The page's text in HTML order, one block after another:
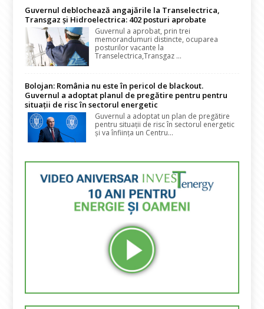
Guvernul deblochează angajările la Transelectrica,
Transgaz și Hidroelectrica: 402 posturi aprobate
Guvernul a aprobat, prin trei
memorandumuri distincte, ocuparea
posturilor vacante la
Transelectrica,Transgaz ...
Bolojan: România nu este în pericol de blackout.
Guvernul a adoptat planul de pregătire pentru pentru
situații de risc în sectorul energetic
Guvernul a adoptat un plan de pregătire
pentru situații de risc în sectorul energetic
și va înființa un Centru...